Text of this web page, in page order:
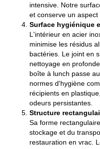
intensive. Notre
et conserve un
Surface hygiénique
L'intérieur en acier
minimise les résidus
bactéries. Le joint en
nettoyage en
boîte à lunch passe
normes d'hygiène
récipients en
odeurs persistantes.
Structure
Sa forme
stockage et du
restauration en vrac.